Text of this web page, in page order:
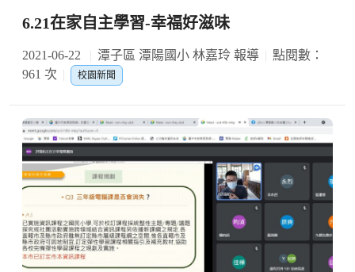
6.21在家自主學習-幸福好滋味
2021-06-22 潭子區 潭陽國小 林嘉玲 報導
點閱數：
961 次
校園新聞